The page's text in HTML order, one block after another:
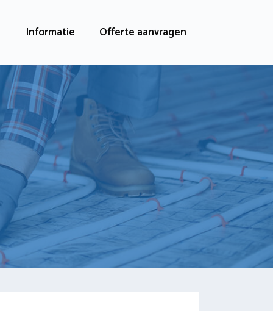
Informatie Offerte aanvragen